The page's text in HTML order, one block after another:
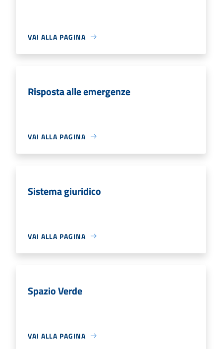
VAI ALLA PAGINA
Risposta alle emergenze
VAI ALLA PAGINA
Sistema giuridico
VAI ALLA PAGINA
Spazio Verde
VAI ALLA PAGINA